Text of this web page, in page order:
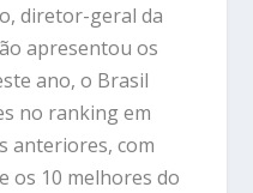
diretor-geral da
apresentou os
ano, o Brasil
no ranking em
anteriores, com
os 10 melhores do